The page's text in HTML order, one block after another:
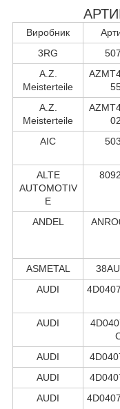
Виробник
3RG
A.Z.
Meisterteile
A.Z.
Meisterteile
AIC
ALTE
AUTOMOTIV
E
ANDEL
ASMETAL
AUDI
AUDI
AUDI
AUDI
AUDI